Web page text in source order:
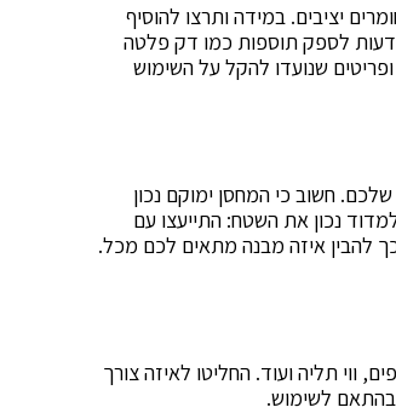
יציבים. במידה ותרצו להוסיף
לספק תוספות כמו דק פלטה
שנועדו להקל על השימוש
חשוב כי המחסן ימוקם נכון
נכון את השטח: התייעצו עם
להבין איזה מבנה מתאים לכם מכל.
ווי תליה ועוד. החליטו לאיזה צורך
בהתאם לשימוש.